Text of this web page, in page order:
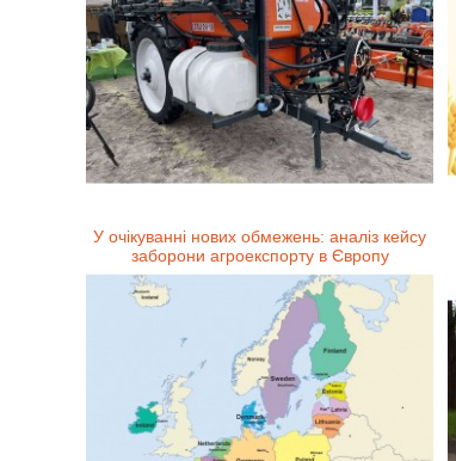
У очікуванні нових обмежень: аналіз кейсу
заборони агроекспорту в Європу